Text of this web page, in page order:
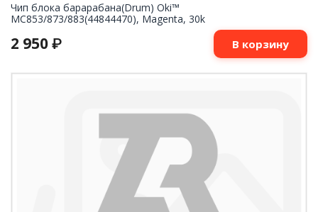
Чип блока барарабана(Drum) Oki™
MC853/873/883(44844470), Magenta, 30k
2 950 ₽ В корзину